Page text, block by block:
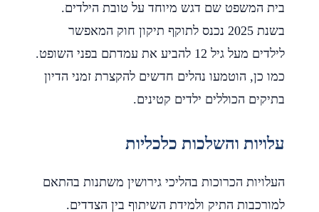
בית המשפט שם דגש מיוחד על טובת הילדים.
בשנת 2025 נכנס לתוקף תיקון חוק המאפשר
לילדים מעל גיל 12 להביע את עמדתם בפני השופט.
כמו כן, הוטמעו נהלים חדשים להקצרת זמני הדיון
בתיקים הכוללים ילדים קטינים.
עלויות והשלכות כלכליות
העלויות הכרוכות בהליכי גירושין משתנות בהתאם
למורכבות התיק ולמידת השיתוף בין הצדדים.